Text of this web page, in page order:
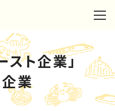
スト企業」
業